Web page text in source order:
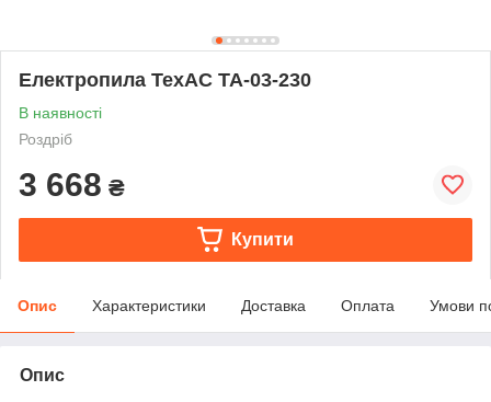
Електропила ТехАС ТА-03-230
В наявності
Роздріб
3 668 ₴
Купити
Опис Характеристики Доставка Оплата Умови
Опис